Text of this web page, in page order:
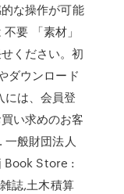
な操作が可能
要 「素材」
ください。初
ダウンロード
には、会員登
い求めのお客
般財団法人
Book Store :
誌,土木積算